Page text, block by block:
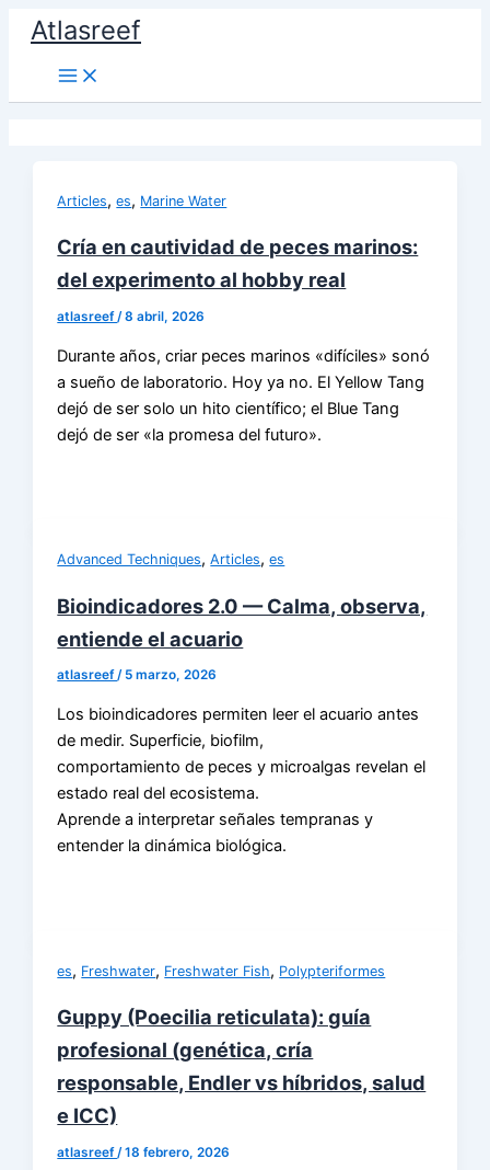
contenido
Atlasreef
Articles,es, Marine Water
Cría en cautividad de peces marinos:
del experimento al hobby real
atlasreef/8 abril, 2026
Durante años, criar peces marinos «difíciles» sonó
a sueño de laboratorio. Hoy ya no. El Yellow Tang
dejó de ser solo un hito científico; el Blue Tang
dejó de ser «la promesa del futuro».
Advanced Techniques,Articles,es
Bioindicadores 2.0 — Calma, observa,
entiende el acuario
atlasreef/ 5 marzo, 2026
Los bioindicadores permiten leer el acuario antes
de medir. Superficie, biofilm,
comportamiento de peces y microalgas revelan el
estado real del ecosistema.
Aprende a interpretar señales tempranas y
entender la dinámica biológica.
es, Freshwater, Freshwater Fish, Polypteriformes
Guppy (Poecilia reticulata): guía
profesional (genética, cría
responsable, Endler vs híbridos, salud
e ICC)
atlasreef /18 febrero, 2026